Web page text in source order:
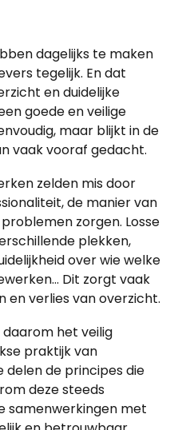
dagelijks te maken
tegelijk. En dat
en duidelijke
goede en veilige
maar blijkt in de
vaak vooraf gedacht.
zelden mis door
de manier van
zorgen. Losse
plekken,
over wie welke
Dit zorgt vaak
en verlies van overzicht.
het veilig
praktijk van
delen de principes die
deze steeds
samenwerkingen met